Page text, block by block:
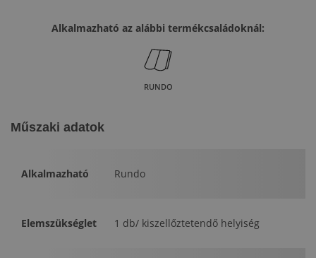
Alkalmazható az alábbi termékcsaládoknál:
RUNDO
Műszaki adatok
Alkalmazható Rundo
Elemszükséglet 1 db/ kiszellőztetendő helyiség